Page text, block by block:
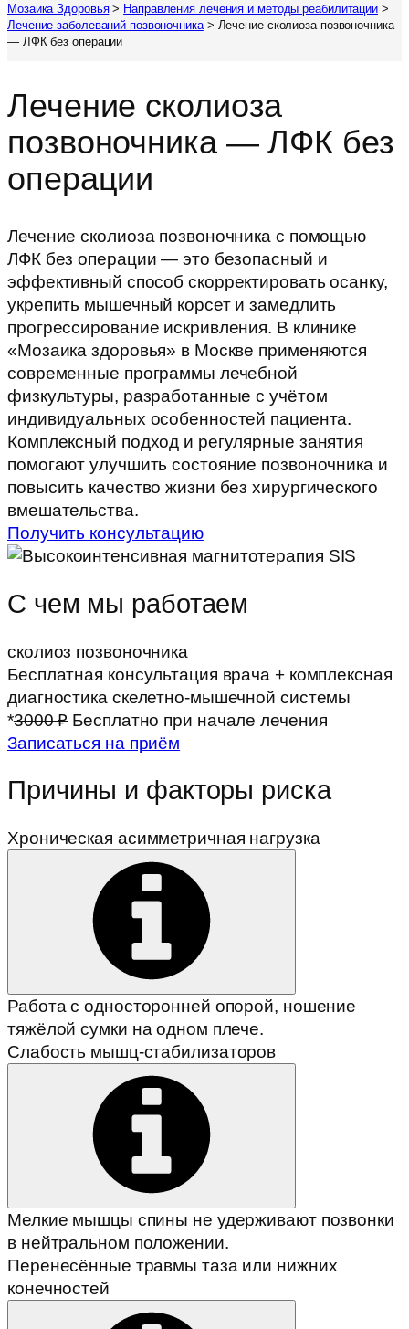
Мозаика Здоровья> Направления лечения и методы реабилитации >
Лечение заболеваний позвоночника> Лечение сколиоза позвоночника
— ЛФК без операции
Лечение сколиоза
позвоночника — ЛФК без
операции
Лечение сколиоза позвоночника с помощью
ЛФК без операции — это безопасный и
эффективный способ скорректировать осанку,
укрепить мышечный корсет и замедлить
прогрессирование искривления. В клинике
«Мозаика здоровья» в Москве применяются
современные программы лечебной
физкультуры, разработанные с учётом
индивидуальных особенностей пациента.
Комплексный подход и регулярные занятия
помогают улучшить состояние позвоночника и
повысить качество жизни без хирургического
вмешательства.
Получить консультацию
С чем мы работаем
сколиоз позвоночника
Бесплатная консультация врача + комплексная
диагностика скелетно-мышечной системы
*3000 ₽Бесплатно при начале лечения
Записаться на приём
Причины и факторы риска
Хроническая асимметричная нагрузка
Работа с односторонней опорой, ношение
тяжёлой сумки на одном плече.
Слабость мышц-стабилизаторов
Мелкие мышцы спины не удерживают позвонки
в нейтральном положении.
Перенесённые травмы таза или нижних
конечностей